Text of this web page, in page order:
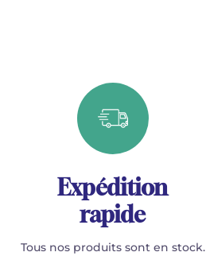
Expédition
rapide
Tous nos produits sont en stock.